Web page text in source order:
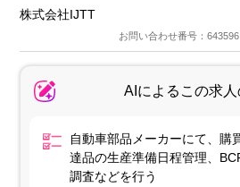
株式会社IJTT
お問い合わせ番号：
AIによるこの求人
自動車部品メーカーにて、購
達品の生産準備日程管理、
調査などを行う